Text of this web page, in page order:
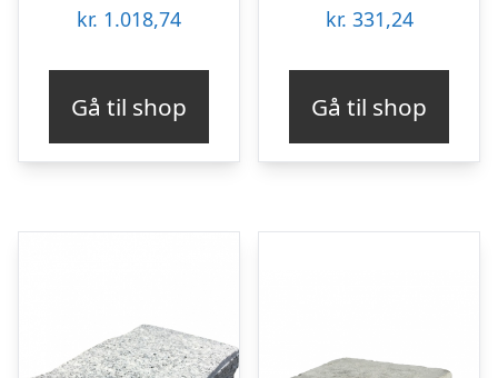
kr. 1.018,74
Gå til shop
kr. 331,24
Gå til shop